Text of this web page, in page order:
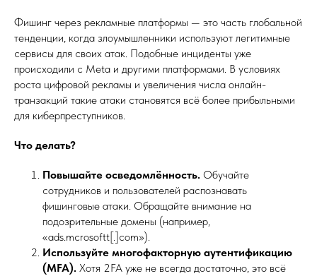
Фишинг через рекламные платформы — это часть глобальной
тенденции, когда злоумышленники используют легитимные
сервисы для своих атак. Подобные инциденты уже
происходили с Meta и другими платформами. В условиях
роста цифровой рекламы и увеличения числа онлайн-
транзакций такие атаки становятся всё более прибыльными
для киберпреступников.
Что делать?
Повышайте осведомлённость. Обучайте
сотрудников и пользователей распознавать
фишинговые атаки. Обращайте внимание на
подозрительные домены (например,
«ads.mcrosoftt[.]com»).
Используйте многофакторную аутентификацию
(MFA). Хотя 2FA уже не всегда достаточно, это всё